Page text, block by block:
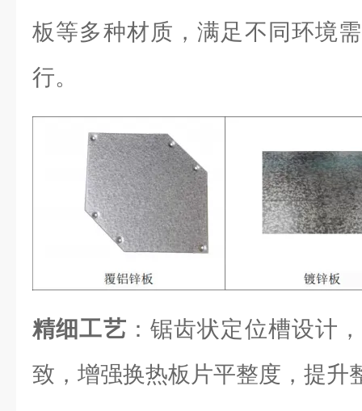
板等多种材质，满足不同环境
行。
精细工艺 ：锯齿状定位槽设计
致，增强换热板片平整度，提升